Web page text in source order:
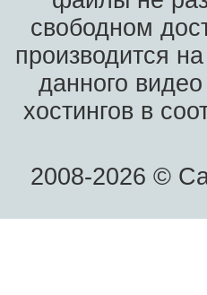
свободном
производится
данного
хостингов в
2008-2026 ©